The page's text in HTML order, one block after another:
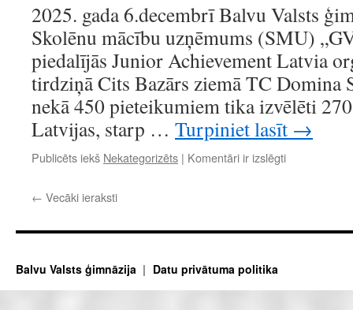
2025. gada 6.decembrī Balvu Valsts
Skolēnu mācību uzņēmums (SMU)
piedalījās Junior Achievement Latvia
tirdziņā Cits Bazārs ziemā TC Domina
nekā 450 pieteikumiem tika izvēlēti
Latvijas, starp … Turpiniet lasīt →
Publicēts iekš Nekategorizēts | Komentāri ir izslēgtiCits
← Vecāki ieraksti
Balvu Valsts ģimnāzija Datu privātuma politika